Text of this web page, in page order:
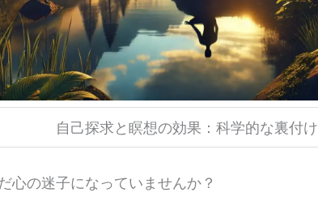
自己探求と瞑想の効果：科学的な裏付け
心の迷子になっていませんか？